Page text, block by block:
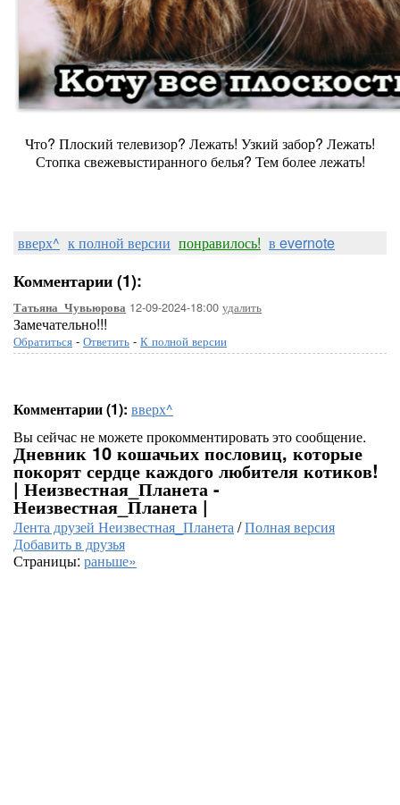
Что? Плоский телевизор? Лежать! Узкий забор? Лежать!
Стопка свежевыстиранного белья? Тем более лежать!
вверх^ к полной версии понравилось! в evernote
Комментарии (1):
Татьяна_Чувьюрова 12-09-2024-18:00 удалить
Замечательно!!!
Обратиться - Ответить - К полной версии
Комментарии (1): вверх^
Вы сейчас не можете прокомментировать это сообщение.
Дневник 10 кошачьих пословиц, которые
покорят сердце каждого любителя котиков!
| Неизвестная_Планета -
Неизвестная_Планета |
Лента друзей Неизвестная_Планета/Полная версия
Добавить в друзья
Страницы: раньше»